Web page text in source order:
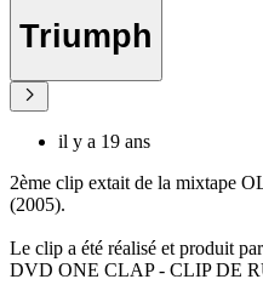
Triumph
il y a 19 ans
2ème clip extait de la mixtape
(2005).
Le clip a été réalisé et produit
DVD ONE CLAP - CLIP DE